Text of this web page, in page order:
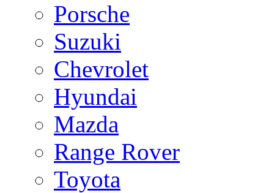
Porsche
Suzuki
Chevrolet
Hyundai
Mazda
Range Rover
Toyota